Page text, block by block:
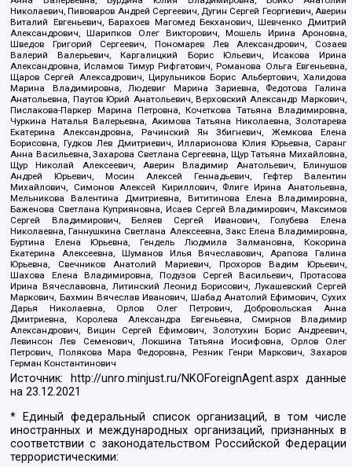
Николаевич, Пивоваров Андрей Сергеевич, Дугин Сергей Георгиевич, Аверин
Виталий Евгеньевич, Барахоев Магомед Бекханович, Шевченко Дмитрий
Александрович, Шарипков Олег Викторович, Мошель Ирина Ароновна,
Шведов Григорий Сергеевич, Пономарев Лев Александрович, Созаев
Валерий Валерьевич, Каргалицкий Борис Юльевич, Исакова Ирина
Александровна, Исламов Тимур Рифгатович, Романова Ольга Евгеньевна,
Щаров Сергей Алексадрович, Цирульников Борис Альбертович, Халидова
Марина Владимировна, Людевиг Марина Зариевна, Федотова Галина
Анатольевна, Паутов Юрий Анатольевич, Верховский Александр Маркович,
Пислакова-Паркер Марина Петровна, Кочеткова Татьяна Владимировна,
Чуркина Наталья Валерьевна, Акимова Татьяна Николаевна, Золотарева
Екатерина Александровна, Рачинский Ян Збигневич, Жемкова Елена
Борисовна, Гудков Лев Дмитриевич, Илларионова Юлия Юрьевна, Саранг
Анна Васильевна, Захарова Светлана Сергеевна, Щур Татьяна Михайловна,
Щур Николай Алексеевич, Аверин Владимир Анатольевич, Блинушов
Андрей Юрьевич, Мосин Алексей Геннадьевич, Гефтер Валентин
Михайлович, Симонов Алексей Кириллович, Флиге Ирина Анатольевна,
Мельникова Валентина Дмитриевна, Вититинова Елена Владимировна,
Баженова Светлана Куприяновна, Исаев Сергей Владимирович, Максимов
Сергей Владимирович, Беляев Сергей Иванович, Голубева Елена
Николаевна, Ганнушкина Светлана Алексеевна, Закс Елена Владимировна,
Буртина Елена Юрьевна, Гендель Людмила Залмановна, Кокорина
Екатерина Алексеевна, Шуманов Илья Вячеславович, Арапова Галина
Юрьевна, Свечников Анатолий Мариевич, Прохоров Вадим Юрьевич,
Шахова Елена Владимировна, Подузов Сергей Васильевич, Протасова
Ирина Вячеславовна, Литинский Леонид Борисович, Лукашевский Сергей
Маркович, Бахмин Вячеслав Иванович, Шабад Анатолий Ефимович, Сухих
Дарья Николаевна, Орлов Олег Петрович, Добровольская Анна
Дмитриевна, Королева Александра Евгеньевна, Смирнов Владимир
Александрович, Вицин Сергей Ефимович, Золотухин Борис Андреевич,
Левинсон Лев Семенович, Локшина Татьяна Иосифовна, Орлов Олег
Петрович, Полякова Мара Федоровна, Резник Генри Маркович, Захаров
Герман Константинович
Источник: http://unro.minjust.ru/NKOForeignAgent.aspxданные
на23.12.2021
* Единый федеральный список организаций, в том числе
иностранных и международных организаций, признанных в
соответствии с законодательством Российской Федерации
террористическими: